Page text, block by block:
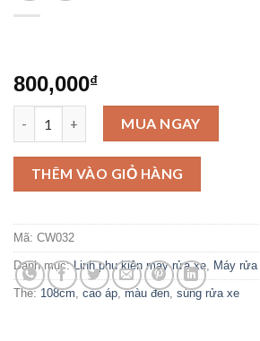
800,000₫
Súng rửa xe cao áp dài 108cm màu đen
MUA NGAY
THÊM VÀO GIỎ HÀNG
Mã: CW032
Danh mục:Linh phụ kiện máy rửa xe Máy rửa
Thẻ: 108cm cao áp ,màu đen súng rửa xe